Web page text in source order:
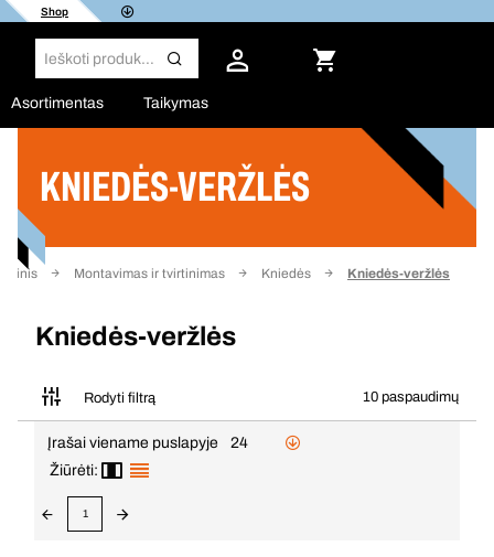
Shop
Asortimentas Taikymas
KNIEDĖS-VERŽLĖS
Montavimas ir tvirtinimas Kniedės Kniedės-veržlės
Kniedės-veržlės
Rodyti filtrą 10 paspaudimų
Filtras
Įrašai viename puslapyje
24
Žiūrėti:
1